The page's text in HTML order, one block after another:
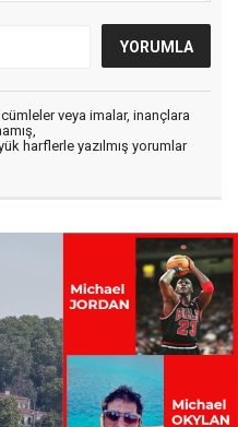
veya imalar, inançlara
harflerle yazılmış yorumlar